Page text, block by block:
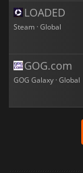
LOADED
Steam · Global
GOG.com
GOG Galaxy · Global